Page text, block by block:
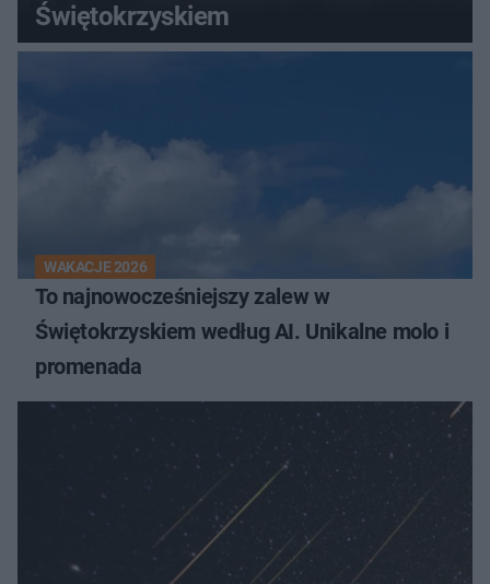
Świętokrzyskiem
WAKACJE 2026
To najnowocześniejszy zalew w
Świętokrzyskiem według AI. Unikalne molo i
promenada